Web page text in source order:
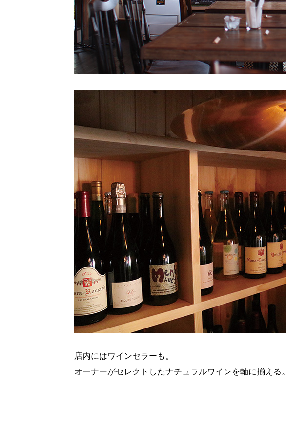
店内にはワインセラーも。
オーナーがセレクトしたナチュラルワインを軸に揃える。